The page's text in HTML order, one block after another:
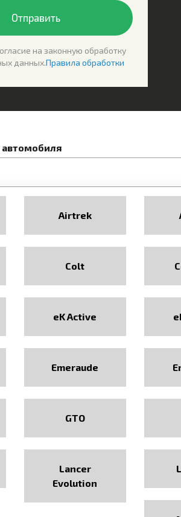
Отправить
на законную обработку
данных.Правила обработки
Airtrek
Colt
eK Active
Emeraude
GTO
Lancer
Evolution